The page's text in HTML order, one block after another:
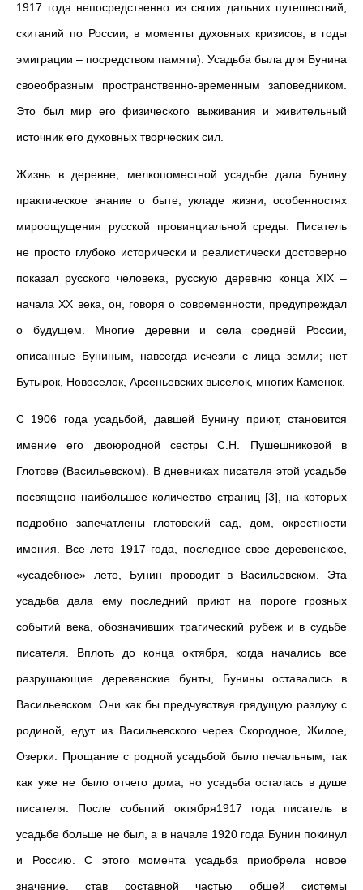
1917 года непосредственно из своих дальних путешествий,
скитаний по России, в моменты духовных кризисов; в годы
эмиграции – посредством памяти). Усадьба была для Бунина
своеобразным пространственно-временным заповедником.
Это был мир его физического выживания и живительный
источник его духовных творческих сил.
Жизнь в деревне, мелкопоместной усадьбе дала Бунину
практическое знание о быте, укладе жизни, особенностях
мироощущения русской провинциальной среды. Писатель
не просто глубоко исторически и реалистически достоверно
показал русского человека, русскую деревню конца XIX –
начала XX века, он, говоря о современности, предупреждал
о будущем. Многие деревни и села средней России,
описанные Буниным, навсегда исчезли с лица земли; нет
Бутырок, Новоселок, Арсеньевских выселок, многих Каменок.
С 1906 года усадьбой, давшей Бунину приют, становится
имение его двоюродной сестры С.Н. Пушешниковой в
Глотове (Васильевском). В дневниках писателя этой усадьбе
посвящено наибольшее количество страниц [3], на которых
подробно запечатлены глотовский сад, дом, окрестности
имения. Все лето 1917 года, последнее свое деревенское,
«усадебное» лето, Бунин проводит в Васильевском. Эта
усадьба дала ему последний приют на пороге грозных
событий века, обозначивших трагический рубеж и в судьбе
писателя. Вплоть до конца октября, когда начались все
разрушающие деревенские бунты, Бунины оставались в
Васильевском. Они как бы предчувствуя грядущую разлуку с
родиной, едут из Васильевского через Скородное, Жилое,
Озерки. Прощание с родной усадьбой было печальным, так
как уже не было отчего дома, но усадьба осталась в душе
писателя. После событий октября1917 года писатель в
усадьбе больше не был, а в начале 1920 года Бунин покинул
и Россию. С этого момента усадьба приобрела новое
значение, став составной частью общей системы